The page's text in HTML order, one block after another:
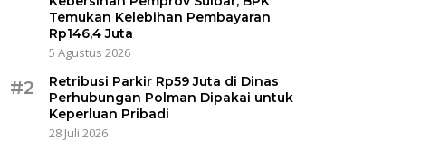
Temukan Kelebihan Pembayaran
Rp146,4 Juta
5 Agustus 2026
#2
Retribusi Parkir Rp59 Juta di Dinas
Perhubungan Polman Dipakai untuk
Keperluan Pribadi
28 Juli 2026